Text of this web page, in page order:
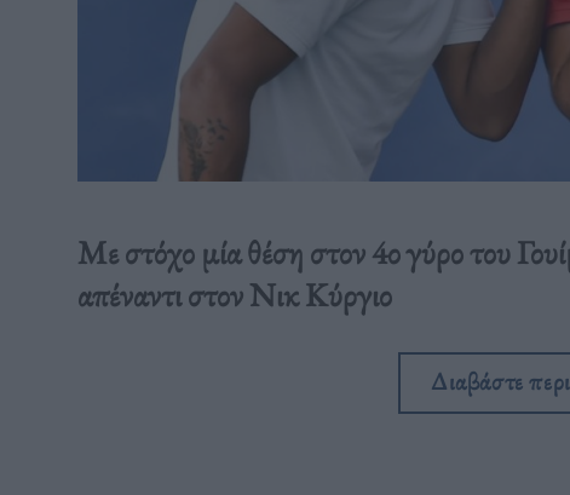
Με στόχο μία θέση στον 4ο γύρο του
απέναντι στον Νικ Κύργιο
Διαβάστε